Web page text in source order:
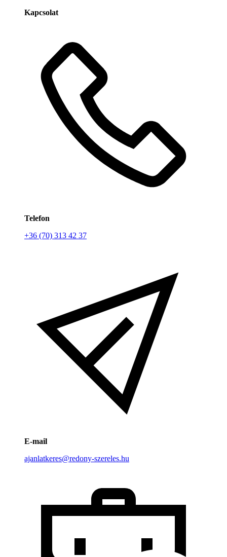
Kapcsolat
Telefon
+36 (70) 313 42 37
E-mail
ajanlatkeres@redony-szereles.hu